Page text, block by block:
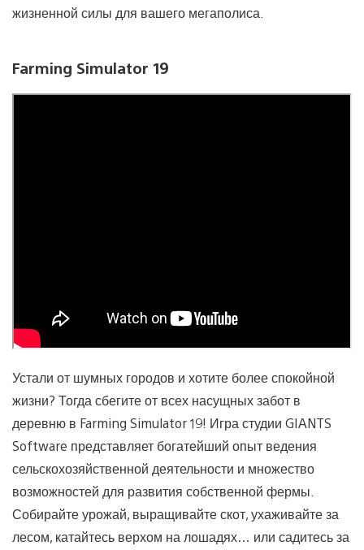
жизненной силы для вашего мегаполиса.
Farming Simulator 19
Устали от шумных городов и хотите более спокойной
жизни? Тогда сбегите от всех насущных забот в
деревню в Farming Simulator 19! Игра студии GIANTS
Software представляет богатейший опыт ведения
сельскохозяйственной деятельности и множество
возможностей для развития собственной фермы.
Собирайте урожай, выращивайте скот, ухаживайте за
лесом, катайтесь верхом на лошадях… или садитесь за